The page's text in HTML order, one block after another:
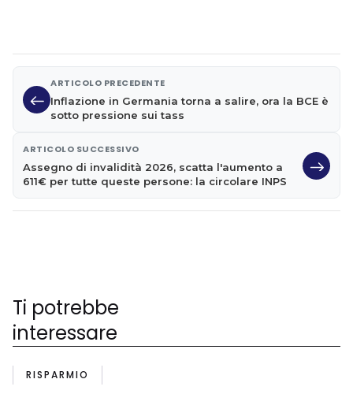
ARTICOLO PRECEDENTE
Inflazione in Germania torna a salire, ora la BCE è
sotto pressione sui tass
ARTICOLO SUCCESSIVO
Assegno di invalidità 2026, scatta l'aumento a
611€ per tutte queste persone: la circolare INPS
Ti potrebbe
interessare
RISPARMIO